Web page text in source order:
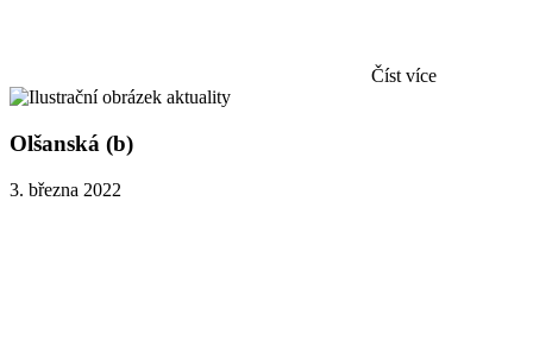
Číst více
Olšanská (b)
3. března 2022